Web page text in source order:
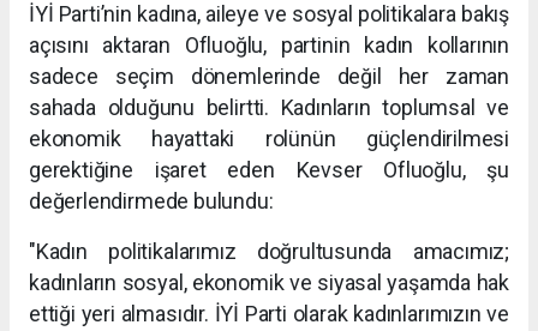
İYİ Parti’nin kadına, aileye ve sosyal politikalara bakış
açısını aktaran Ofluoğlu, partinin kadın kollarının
sadece seçim dönemlerinde değil her zaman
sahada olduğunu belirtti. Kadınların toplumsal ve
ekonomik hayattaki rolünün güçlendirilmesi
gerektiğine işaret eden Kevser Ofluoğlu, şu
değerlendirmede bulundu:
"Kadın politikalarımız doğrultusunda amacımız;
kadınların sosyal, ekonomik ve siyasal yaşamda hak
ettiği yeri almasıdır. İYİ Parti olarak kadınlarımızın ve